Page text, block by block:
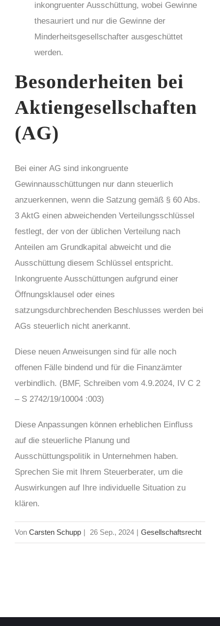
inkongruenter Ausschüttung, wobei Gewinne
thesauriert und nur die Gewinne der
Minderheitsgesellschafter ausgeschüttet
werden.
Besonderheiten bei
Aktiengesellschaften
(AG)
Bei einer AG sind inkongruente
Gewinnausschüttungen nur dann steuerlich
anzuerkennen, wenn die Satzung gemäß § 60 Abs.
3 AktG einen abweichenden Verteilungsschlüssel
festlegt, der von der üblichen Verteilung nach
Anteilen am Grundkapital abweicht und die
Ausschüttung diesem Schlüssel entspricht.
Inkongruente Ausschüttungen aufgrund einer
Öffnungsklausel oder eines
satzungsdurchbrechenden Beschlusses werden bei
AGs steuerlich nicht anerkannt.
Diese neuen Anweisungen sind für alle noch
offenen Fälle bindend und für die Finanzämter
verbindlich. (BMF, Schreiben vom 4.9.2024, IV C 2
– S 2742/19/10004 :003)
Diese Anpassungen können erheblichen Einfluss
auf die steuerliche Planung und
Ausschüttungspolitik in Unternehmen haben.
Sprechen Sie mit Ihrem Steuerberater, um die
Auswirkungen auf Ihre individuelle Situation zu
klären.
Von Carsten Schupp | 26 Sep., 2024 | Gesellschaftsrecht